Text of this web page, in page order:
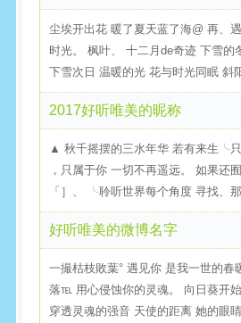
尘埃开出花 暖了夏天蓝了海@ 再、
时光。 枫叶、 十二月de奇迹 下雪
下雪次日 温暖的光 花与时光同眠 斜
2017好听唯美的昵称
▲ 秋千摇摆的三水年华 若有来生╰
，只属于你 一切不再遥远。 如果还
「］、 ╰聆听世界每个角度 寻找、
好听唯美的微博名字
一撮枯枝敗葉° 遇见你 是我一世的
落℡ 用心侵蚀你的灵魂。 向日葵开
穿透灵魂的强音 天使的距离 她的眼